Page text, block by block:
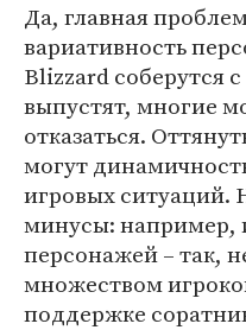
Да, главная
вариативность
Blizzard соберутся
выпустят, многие
отказаться.
могут
игровых ситуаций.
минусы: например,
персонажей – так,
множеством
поддержке